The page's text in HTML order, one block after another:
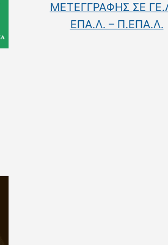
ΜΕΤΕΓΓΡΑΦΗΣ ΣΕ
ΕΠΑ.Λ. – Π.ΕΠΑ.Λ.